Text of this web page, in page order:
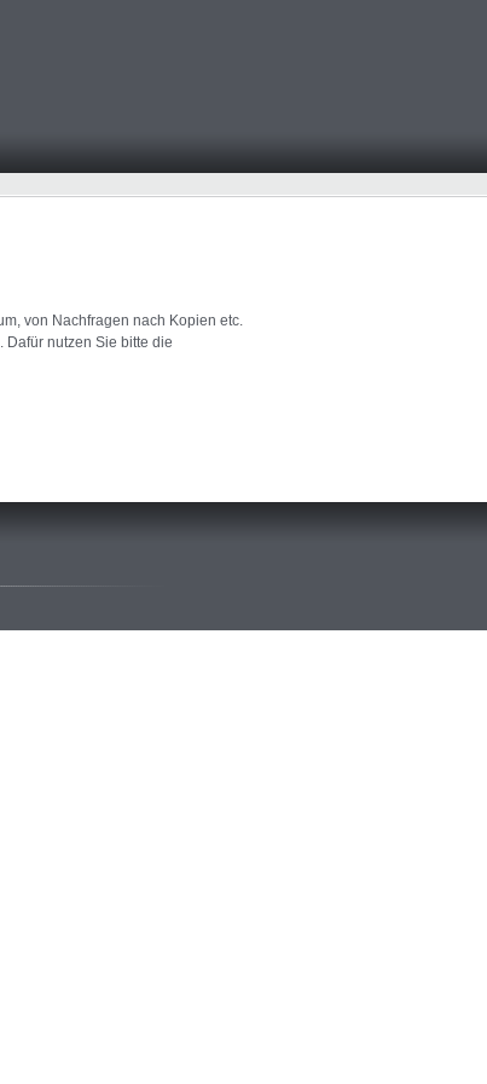
von Nachfragen nach Kopien etc.
Dafür nutzen Sie bitte die